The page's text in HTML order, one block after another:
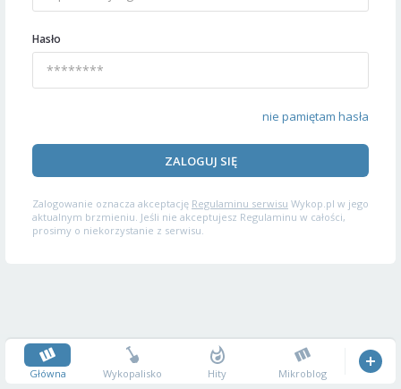
Hasło
nie pamiętam hasła
ZALOGUJ SIĘ
Zalogowanie oznacza akceptację Regulaminu serwisu Wykop.pl w jego
aktualnym brzmieniu. Jeśli nie akceptujesz Regulaminu w całości,
prosimy o niekorzystanie z serwisu.
Główna Wykopalisko Hity Mikroblog